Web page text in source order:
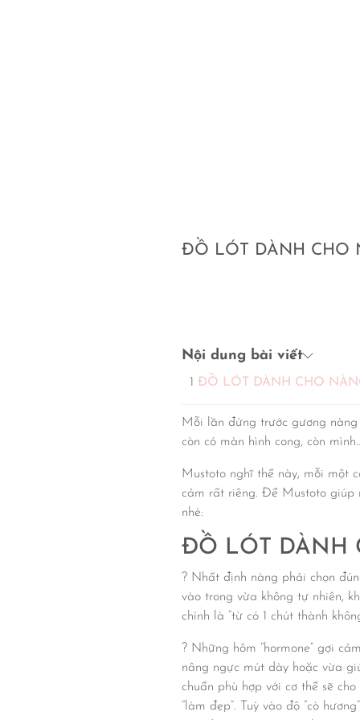
ĐỒ LÓT DÀNH CHO
Nội dung bài viết
ĐỒ LÓT DÀNH CHO
Mỗi lần đứng trước gương
còn có màn hình cong, còn
Mustoto nghĩ thế này, mỗi một
cảm rất riêng. Để Mustoto giúp
nhé:
ĐỒ LÓT DÀNH
? Nhất định nàng phải chọn
vào trong vừa không tự nhiên,
chính là “từ có 1 chút thành
? Những hôm “hormone” gợi
nâng ngực mút dày hoặc vừa
chuẩn phù hợp với cơ thể sẽ
“làm đẹp”. Tuỳ vào độ “cò